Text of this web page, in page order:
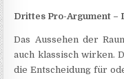
Drittes Pro-Argument –
Das Aussehen der
auch klassisch wirken.
die Entscheidung für